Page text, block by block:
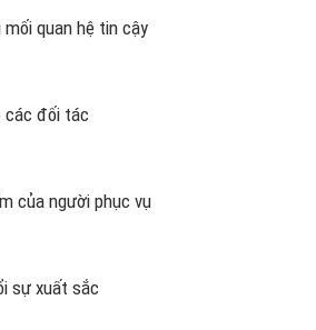
quan hệ tin cậy
các đối tác
của người phục vụ
sự xuất sắc